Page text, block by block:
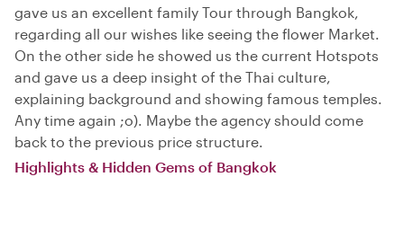
gave us an excellent family Tour through Bangkok,
regarding all our wishes like seeing the flower Market.
On the other side he showed us the current Hotspots
and gave us a deep insight of the Thai culture,
explaining background and showing famous temples.
Any time again ;o). Maybe the agency should come
back to the previous price structure.
Highlights & Hidden Gems of Bangkok